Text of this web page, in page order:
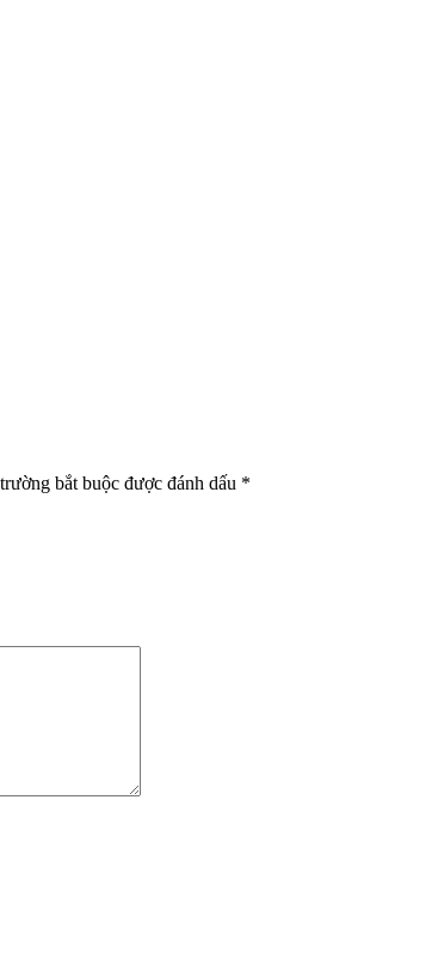
bắt buộc được đánh dấu *